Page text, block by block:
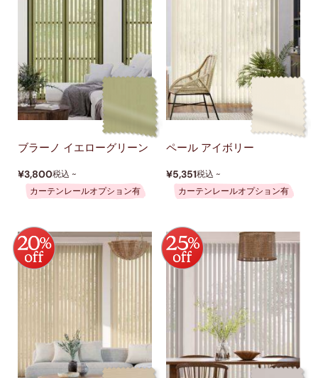
ブラーノ イエローグリーン
¥3,800税込 ~
カーテンレールオプション有
ペール アイボリー
¥5,351税込 ~
カーテンレールオプション有